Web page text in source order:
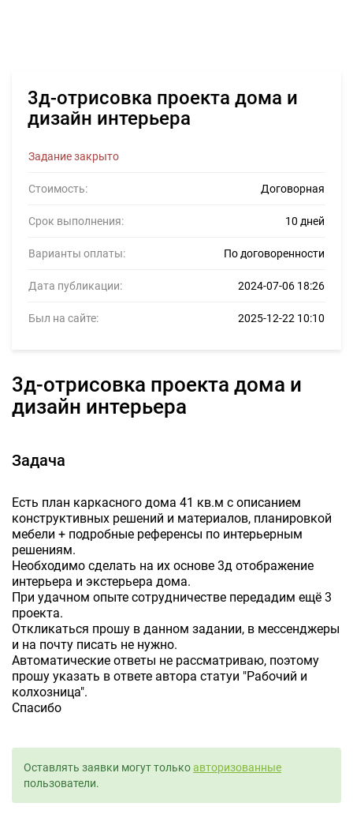
3д-отрисовка проекта дома и
дизайн интерьера
Задание закрыто
Стоимость: Договорная
Срок выполнения: 10 дней
Варианты оплаты: По договоренности
Дата публикации: 2024-07-06 18:26
Был на сайте: 2025-12-22 10:10
3д-отрисовка проекта дома и
дизайн интерьера
Задача
Есть план каркасного дома 41 кв.м с описанием
конструктивных решений и материалов, планировкой
мебели + подробные референсы по интерьерным
решениям.
Необходимо сделать на их основе 3д отображение
интерьера и экстерьера дома.
При удачном опыте сотрудничестве передадим ещё 3
проекта.
Откликаться прошу в данном задании, в мессенджеры
и на почту писать не нужно.
Автоматические ответы не рассматриваю, поэтому
прошу указать в ответе автора статуи "Рабочий и
колхозница".
Спасибо
Оставлять заявки могут толькоавторизованные
пользователи.